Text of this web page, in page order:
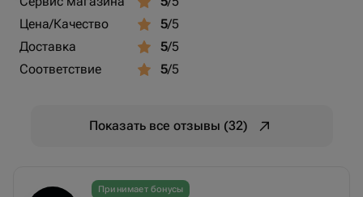
Цена/Качество
5/5
Доставка
5/5
Соответствие
5/5
Показать все отзывы (32)
Принимает бонусы